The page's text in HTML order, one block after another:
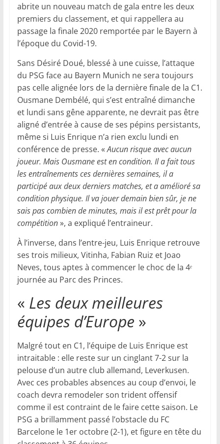
abrite un nouveau match de gala entre les deux
premiers du classement, et qui rappellera au
passage la finale 2020 remportée par le Bayern à
l’époque du Covid-19.
Sans Désiré Doué, blessé à une cuisse, l’attaque
du PSG face au Bayern Munich ne sera toujours
pas celle alignée lors de la dernière finale de la C1.
Ousmane Dembélé, qui s’est entraîné dimanche
et lundi sans gêne apparente, ne devrait pas être
aligné d’entrée à cause de ses pépins persistants,
même si Luis Enrique n’a rien exclu lundi en
conférence de presse. «Aucun risque avec aucun
joueur. Mais Ousmane est en condition. Il a fait tous
les entraînements ces dernières semaines, il a
participé aux deux derniers matches, et a amélioré sa
condition physique. Il va jouer demain bien sûr, je ne
sais pas combien de minutes, mais il est prêt pour la
compétition», a expliqué l’entraineur.
À l’inverse, dans l’entre-jeu, Luis Enrique retrouve
ses trois milieux, Vitinha, Fabian Ruiz et Joao
Neves, tous aptes à commencer le choc de la 4ᵉ
journée au Parc des Princes.
« Les deux meilleures
équipes d’Europe »
Malgré tout en C1, l’équipe de Luis Enrique est
intraitable : elle reste sur un cinglant 7-2 sur la
pelouse d’un autre club allemand, Leverkusen.
Avec ces probables absences au coup d’envoi, le
coach devra remodeler son trident offensif
comme il est contraint de le faire cette saison. Le
PSG a brillamment passé l’obstacle du FC
Barcelone le 1er octobre (2-1), et figure en tête du